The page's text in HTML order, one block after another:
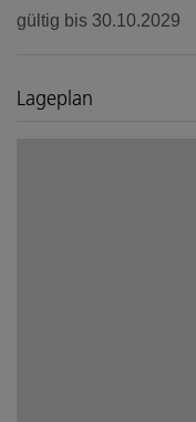
gültig bis 30.10.2029
Lageplan